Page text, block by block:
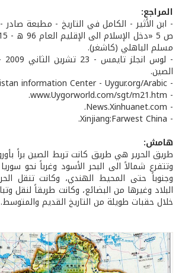
المراجع:
مسلم الباهلي (كاشغر).
الصين.
- EAST Turkistan information Center - Uygur.org/Arabic.
- www.Uygorworld.com/sgt/m21.htm.
- News.Xinhuanet.com.
- Xinjiang:Farwest China.
هامش:
طريق الحرير هي طريق كانت تربط الصين براً
وتتفرع شمالاً الى البحر الأسود وغرباً نحو
وجنوباً حتى المحيط الهندي، وكانت تنقل
البلاد وغيرها من البضائع، وكانت طريقاً لنقل
خلال حقبات طويلة من التاريخ القديم والمتوسط.